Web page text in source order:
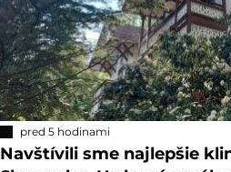
pred 5 hodinami
Navštívili sme najlepšie